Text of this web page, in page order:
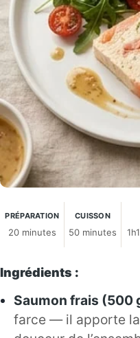
PRÉPARATION
20 minutes
CUISSON
50 minutes
Ingrédients :
Saumon frais (500
farce — il apporte